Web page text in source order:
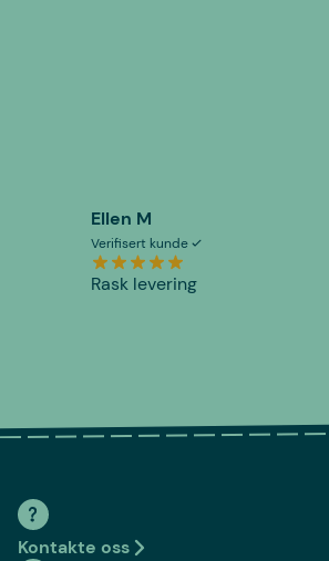
Ellen M
Verifisert kunde
Rask levering
Kontakte oss